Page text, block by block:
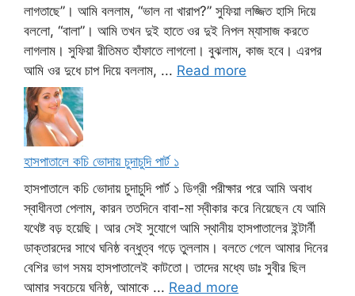
লাগতাছে”। আমি বললাম, “ভাল না খারাপ?” সুফিয়া লজ্জিত হাসি দিয়ে
বললো, “বালা”। আমি তখন দুই হাতে ওর দুই নিপল ম্যাসাজ করতে
লাগলাম। সুফিয়া রীতিমত হাঁফাতে লাগলো। বুঝলাম, কাজ হবে। এরপর
আমি ওর দুধে চাপ দিয়ে বললাম, ... Read more
হাসপাতালে কচি ভোদায় চুদাচুদি পার্ট ১
হাসপাতালে কচি ভোদায় চুদাচুদি পার্ট ১ ডিগ্রী পরীক্ষার পরে আমি অবাধ
স্বাধীনতা পেলাম, কারন ততদিনে বাবা-মা স্বীকার করে নিয়েছেন যে আমি
যথেষ্ট বড় হয়েছি। আর সেই সুযোগে আমি স্থানীয় হাসপাতালের ইন্টার্নী
ডাক্তারদের সাথে ঘনিষ্ঠ বন্ধুত্ব গড়ে তুললাম। বলতে গেলে আমার দিনের
বেশির ভাগ সময় হাসপাতালেই কাটতো। তাদের মধ্যে ডাঃ সুবীর ছিল
আমার সবচেয়ে ঘনিষ্ঠ, আমাকে ... Read more